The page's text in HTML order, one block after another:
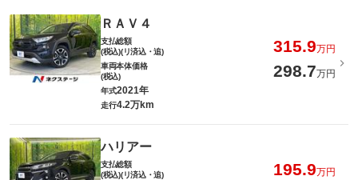
ＲＡＶ４
支払総額
(税込)(リ済込・追)
315.9万円
車両本体価格
(税込)
298.7万円
年式2021年
走行4.2万km
ハリアー
支払総額
(税込)(リ済込・追)
195.9万円